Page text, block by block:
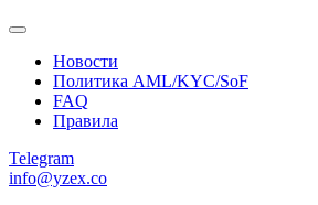
Новости
Политика AML/KYC/SoF
FAQ
Правила
Telegram
info@yzex.co